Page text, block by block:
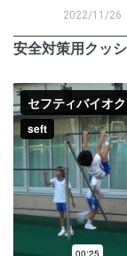
2022/11/26
安全対策用クッ